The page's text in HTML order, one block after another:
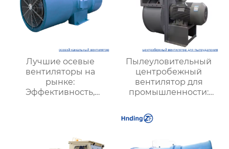
Лучшие осевые
вентиляторы на
рынке:
Эффективность,
Пылеуловительный
центробежный
вентилятор для
промышленности:
решения для очистки
воздуха и повышения